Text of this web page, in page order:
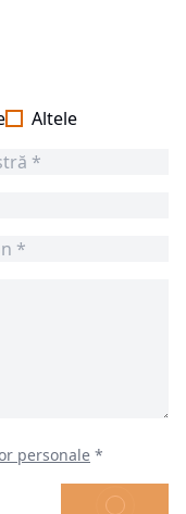
Altele
personale *
TRIMITE